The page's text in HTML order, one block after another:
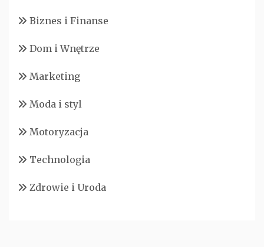
Biznes i Finanse
Dom i Wnętrze
Marketing
Moda i styl
Motoryzacja
Technologia
Zdrowie i Uroda